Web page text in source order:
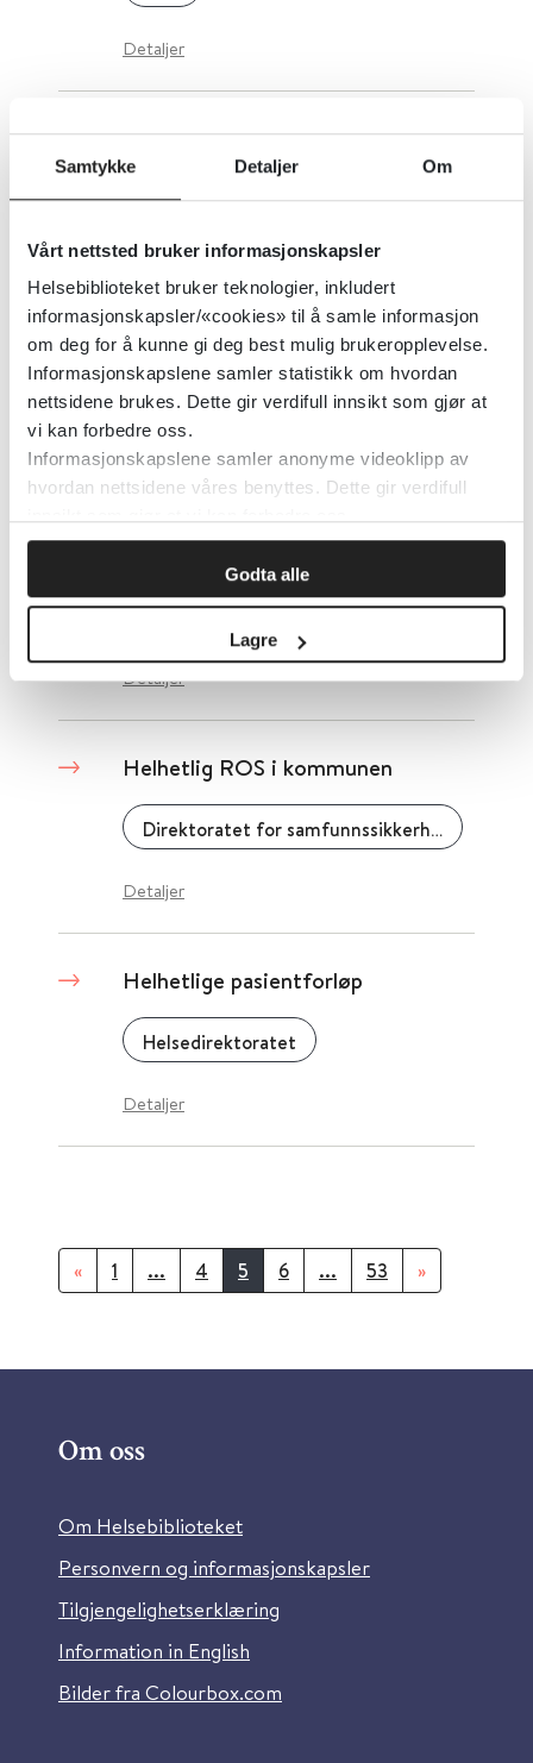
Samtykke Detaljer Om
Vårt nettsted bruker informasjonskapsler
Helsebiblioteket bruker teknologier, inkludert
informasjonskapsler/«cookies» til å samle informasjon
om deg for å kunne gi deg best mulig brukeropplevelse.
Informasjonskapslene samler statistikk om hvordan
nettsidene brukes. Dette gir verdifull innsikt som gjør at
vi kan forbedre oss.
Informasjonskapslene samler anonyme videoklipp av
hvordan nettsidene våres benyttes. Dette gir verdifull
Godta alle
Lagre
Detaljer
HELFO - for fysioterapeuter
Helseøkonomiforvaltningen
Detaljer
Helfo - Refusjonsordninger for
legemidler
HELFO
Helfo - Tannlege
Detaljer
Helhetlig ROS i kommunen
Direktoratet for samfunnssikkerhet og beredskap (DSB)
Detaljer
Helhetlige pasientforløp
Helsedirektoratet
Detaljer
« 1 ... 4 5 6 ... 53 »
Om oss
Om Helsebiblioteket
Personvern og informasjonskapsler
Tilgjengelighetserklæring
Information in English
Bilder fra Colourbox.com